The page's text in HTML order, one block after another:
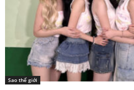
Sao thế giới